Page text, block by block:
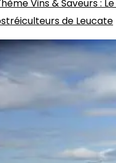
Vins & Saveurs:
de Leucate